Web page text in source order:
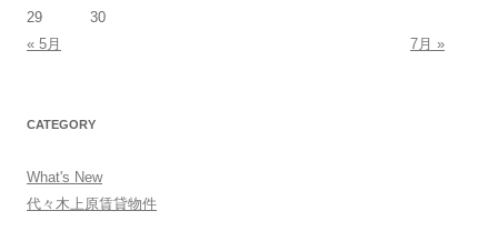
29
30
« 5月
7月 »
CATEGORY
What's New
代々木上原賃貸物件